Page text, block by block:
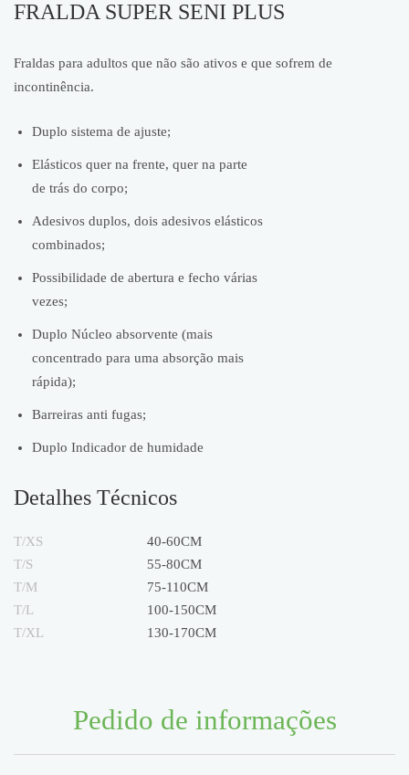
FRALDA SUPER SENI PLUS
Fraldas para adultos que não são ativos e que sofrem de
incontinência.
Duplo sistema de ajuste;
Elásticos quer na frente, quer na parte
de trás do corpo;
Adesivos duplos, dois adesivos elásticos
combinados;
Possibilidade de abertura e fecho várias
vezes;
Duplo Núcleo absorvente (mais
concentrado para uma absorção mais
rápida);
Barreiras anti fugas;
Duplo Indicador de humidade
Detalhes Técnicos
T/XS
40-60CM
T/S
55-80CM
T/M
75-110CM
T/L
100-150CM
T/XL
130-170CM
Pedido de informações